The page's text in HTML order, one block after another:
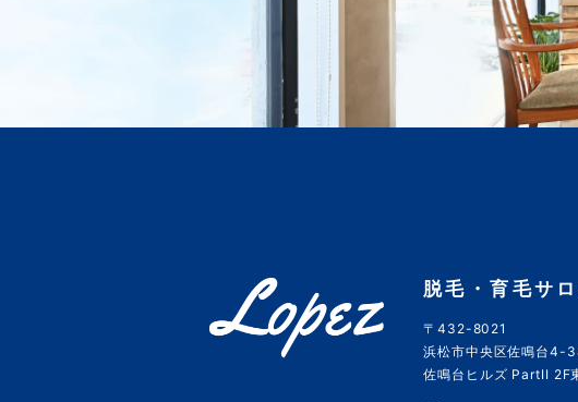
脱毛・育毛サ
〒432-8021
浜松市中央区佐鳴台4-
佐鳴台ヒルズ PartII 2F